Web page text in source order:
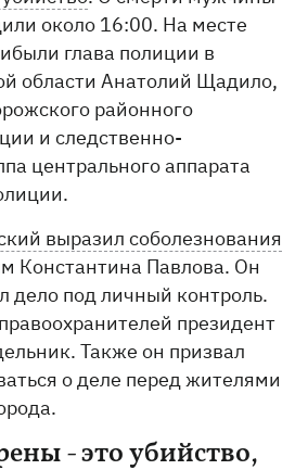
около 16:00. На месте
глава полиции в
области Анатолий Щадило,
районного
и следственно-
центрального аппарата
выразил соболезнования
Константина Павлова. Он
дело под личный контроль.
президент
Также он призвал
о деле перед жителями
- это убийство,